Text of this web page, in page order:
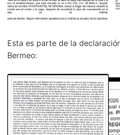
Esta es parte de la
Bermeo: